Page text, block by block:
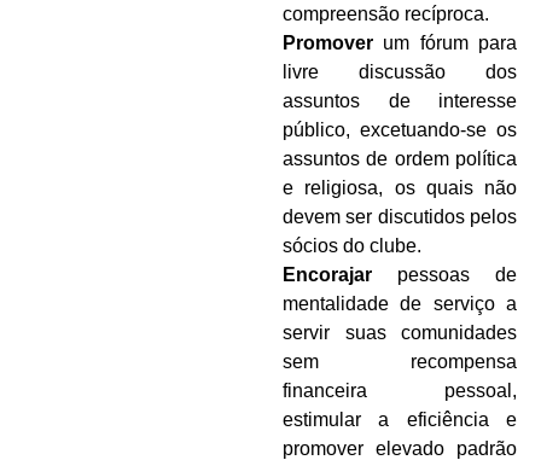
compreensão recíproca.
Promover um fórum para
livre discussão dos
assuntos de interesse
público, excetuando-se os
assuntos de ordem política
e religiosa, os quais não
devem ser discutidos pelos
sócios do clube.
Encorajar pessoas de
mentalidade de serviço a
servir suas comunidades
sem recompensa
financeira pessoal,
estimular a eficiência e
promover elevado padrão